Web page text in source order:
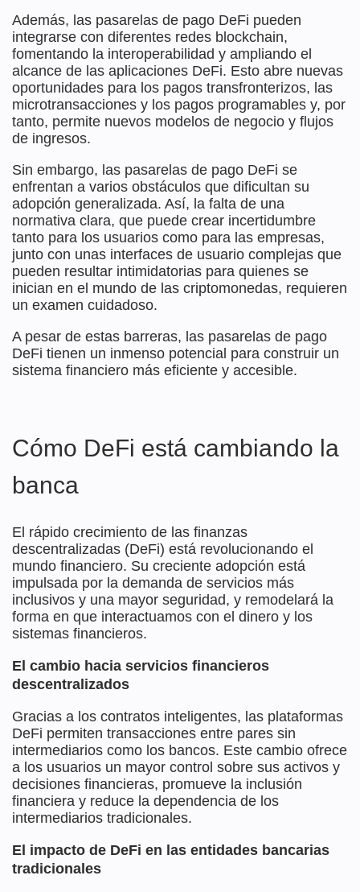
Además, las pasarelas de pago DeFi pueden
integrarse con diferentes redes blockchain,
fomentando la interoperabilidad y ampliando el
alcance de las aplicaciones DeFi. Esto abre nuevas
oportunidades para los pagos transfronterizos, las
microtransacciones y los pagos programables y, por
tanto, permite nuevos modelos de negocio y flujos
de ingresos.
Sin embargo, las pasarelas de pago DeFi se
enfrentan a varios obstáculos que dificultan su
adopción generalizada. Así, la falta de una
normativa clara, que puede crear incertidumbre
tanto para los usuarios como para las empresas,
junto con unas interfaces de usuario complejas que
pueden resultar intimidatorias para quienes se
inician en el mundo de las criptomonedas, requieren
un examen cuidadoso.
A pesar de estas barreras, las pasarelas de pago
DeFi tienen un inmenso potencial para construir un
sistema financiero más eficiente y accesible.
Cómo DeFi está cambiando la
banca
El rápido crecimiento de las finanzas
descentralizadas (DeFi) está revolucionando el
mundo financiero. Su creciente adopción está
impulsada por la demanda de servicios más
inclusivos y una mayor seguridad, y remodelará la
forma en que interactuamos con el dinero y los
sistemas financieros.
El cambio hacia servicios financieros
descentralizados
Gracias a los contratos inteligentes, las plataformas
DeFi permiten transacciones entre pares sin
intermediarios como los bancos. Este cambio ofrece
a los usuarios un mayor control sobre sus activos y
decisiones financieras, promueve la inclusión
financiera y reduce la dependencia de los
intermediarios tradicionales.
El impacto de DeFi en las entidades bancarias
tradicionales